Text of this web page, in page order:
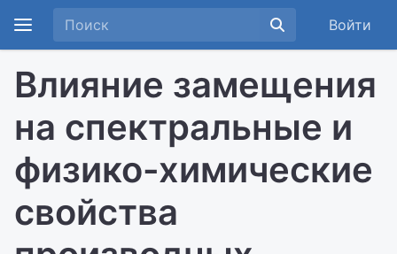
Войти
Влияние замещения
на спектральные и
физико-химические
свойства